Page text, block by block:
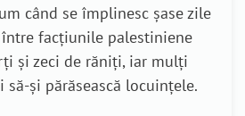
când se împlinesc șase zile
facțiunile palestiniene
și zeci de răniți, iar mulți
și părăsească locuințele.